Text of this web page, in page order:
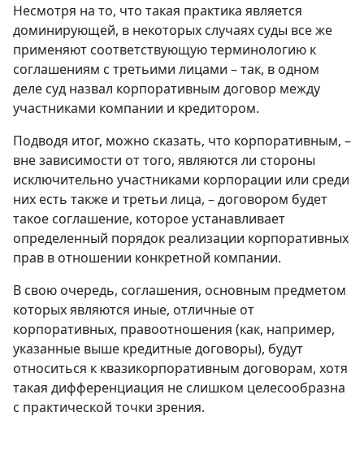
Несмотря на то, что такая практика является
доминирующей, в некоторых случаях суды все же
применяют соответствующую терминологию к
соглашениям с третьими лицами – так, в одном
деле суд назвал корпоративным договор между
участниками компании и кредитором.
Подводя итог, можно сказать, что корпоративным, –
вне зависимости от того, являются ли стороны
исключительно участниками корпорации или среди
них есть также и третьи лица, – договором будет
такое соглашение, которое устанавливает
определенный порядок реализации корпоративных
прав в отношении конкретной компании.
В свою очередь, соглашения, основным предметом
которых являются иные, отличные от
корпоративных, правоотношения (как, например,
указанные выше кредитные договоры), будут
относиться к квазикорпоративным договорам, хотя
такая дифференциация не слишком целесообразна
с практической точки зрения.